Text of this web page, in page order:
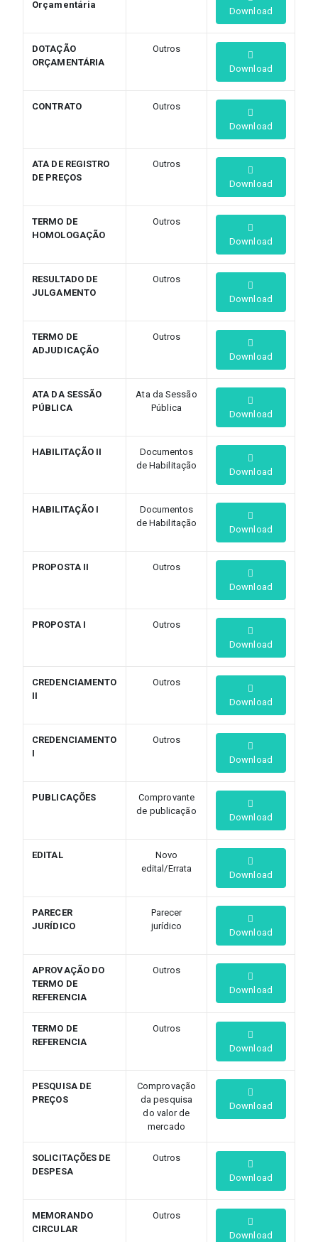
Orçamentária
Download
DOTAÇÃO
ORÇAMENTÁRIA
Outros
Download
CONTRATO
Outros
Download
ATA DE REGISTRO
DE PREÇOS
Outros
Download
TERMO DE
HOMOLOGAÇÃO
Outros
Download
RESULTADO DE
JULGAMENTO
Outros
Download
TERMO DE
ADJUDICAÇÃO
Outros
Download
ATA DA SESSÃO
PÚBLICA
Ata da Sessão
Pública
Download
HABILITAÇÃO II
Documentos
de Habilitação
Download
HABILITAÇÃO I
Documentos
de Habilitação
Download
PROPOSTA II
Outros
Download
PROPOSTA I
Outros
Download
CREDENCIAMENTO
II
Outros
Download
CREDENCIAMENTO
I
Outros
Download
PUBLICAÇÕES
Comprovante
de publicação
Download
EDITAL
Novo
edital/Errata
Download
PARECER
JURÍDICO
Parecer
jurídico
Download
APROVAÇÃO DO
TERMO DE
REFERENCIA
Outros
Download
TERMO DE
REFERENCIA
Outros
Download
PESQUISA DE
PREÇOS
Comprovação
da pesquisa
do valor de
mercado
Download
SOLICITAÇÕES DE
DESPESA
Outros
Download
MEMORANDO
CIRCULAR
Outros
Download